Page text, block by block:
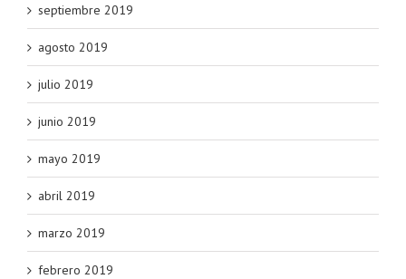
septiembre 2019
agosto 2019
julio 2019
junio 2019
mayo 2019
abril 2019
marzo 2019
febrero 2019